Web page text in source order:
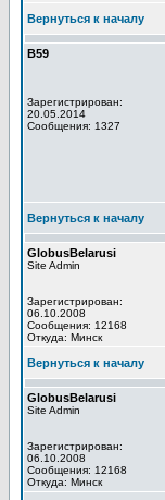
Вернуться к началу
В59
Зарегистрирован:
20.05.2014
Сообщения: 1327
Вернуться к началу
GlobusBelarusi
Site Admin
Зарегистрирован:
06.10.2008
Сообщения: 12168
Откуда: Минск
Вернуться к началу
GlobusBelarusi
Site Admin
Зарегистрирован:
06.10.2008
Сообщения: 12168
Откуда: Минск